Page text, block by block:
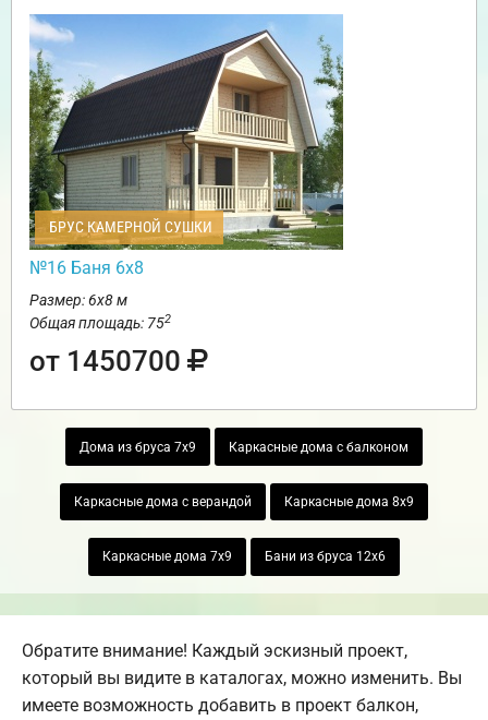
БРУС КАМЕРНОЙ СУШКИ
№16 Баня 6х8
Размер: 6х8 м
Общая площадь: 752
от 1450700
Дома из бруса 7х9 Каркасные дома с балконом
Каркасные дома с верандой Каркасные дома 8х9
Каркасные дома 7х9 Бани из бруса 12х6
Обратите внимание! Каждый эскизный проект,
который вы видите в каталогах, можно изменить. Вы
имеете возможность добавить в проект балкон,